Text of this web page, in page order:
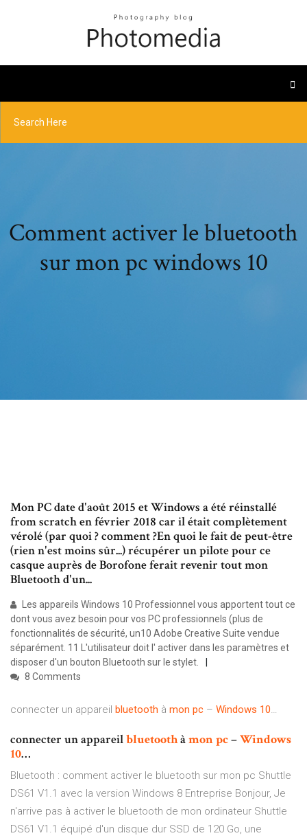
Comment activer le bluetooth
sur mon pc windows 10
Mon PC date d'août 2015 et Windows a été réinstallé
from scratch en février 2018 car il était complètement
vérolé (par quoi ? comment ?En quoi le fait de peut-être
(rien n'est moins sûr...) récupérer un pilote pour ce
casque auprès de Borofone ferait revenir tout mon
Bluetooth d'un...
Les appareils Windows 10 Professionnel vous apportent tout ce
dont vous avez besoin pour vos PC professionnels (plus de
fonctionnalités de sécurité, un10 Adobe Creative Suite vendue
séparément. 11 L'utilisateur doit l' activer dans les paramètres et
disposer d'un bouton Bluetooth sur le stylet.
8 Comments
connecter un appareil bluetooth à mon pc – Windows 10…
connecter un appareilbluetoothàmonpc–Windows
10…
Bluetooth : comment activer le bluetooth sur mon pc Shuttle
DS61 V1.1 avec la version Windows 8 Entreprise Bonjour, Je
n'arrive pas à activer le bluetooth de mon ordinateur Shuttle
DS61 V1.1 équipé d'un disque dur SSD de 120 Go, une